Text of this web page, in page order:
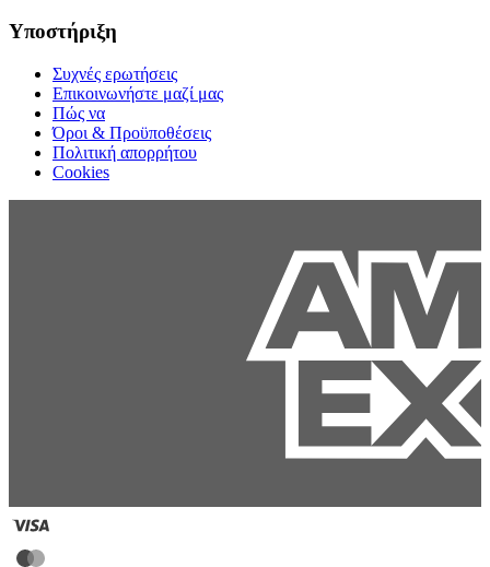
Υποστήριξη
Συχνές ερωτήσεις
Επικοινωνήστε μαζί μας
Πώς να
Όροι & Προϋποθέσεις
Πολιτική απορρήτου
Cookies